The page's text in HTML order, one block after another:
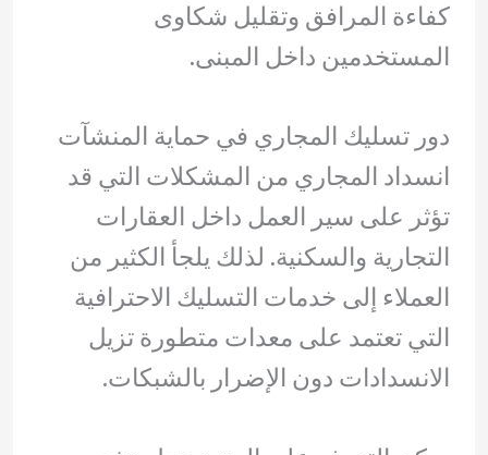
كفاءة المرافق وتقليل شكاوى
المستخدمين داخل المبنى.
دور تسليك المجاري في حماية المنشآت
انسداد المجاري من المشكلات التي قد
تؤثر على سير العمل داخل العقارات
التجارية والسكنية. لذلك يلجأ الكثير من
العملاء إلى خدمات التسليك الاحترافية
التي تعتمد على معدات متطورة تزيل
الانسدادات دون الإضرار بالشبكات.